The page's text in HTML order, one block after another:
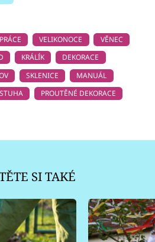
VELIKONOCE
VĚNEC
KRÁLÍK
DEKORACE
SKLENICE
MANUÁL
STUHA
PROUTĚNÉ DEKORACE
SI TAKÉ